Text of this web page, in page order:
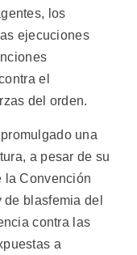
los
ejecuciones
el
del orden.
una
a pesar de su
la Convención
blasfemia del
contra las
a